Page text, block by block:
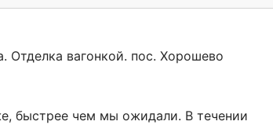
Отделка вагонкой. пос. Хорошево
быстрее чем мы ожидали. В течении